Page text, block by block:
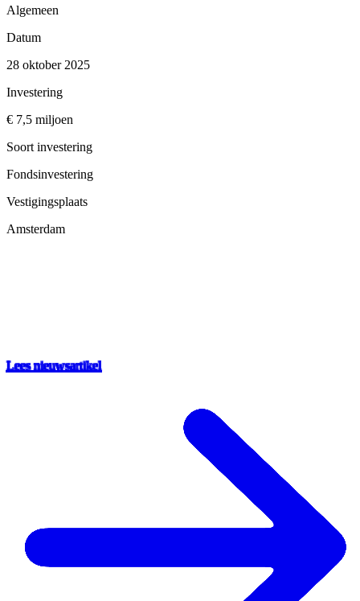
Algemeen
Datum
28 oktober 2025
Investering
€ 7,5 miljoen
Soort investering
Fondsinvestering
Vestigingsplaats
Amsterdam
Lees nieuwsartikel